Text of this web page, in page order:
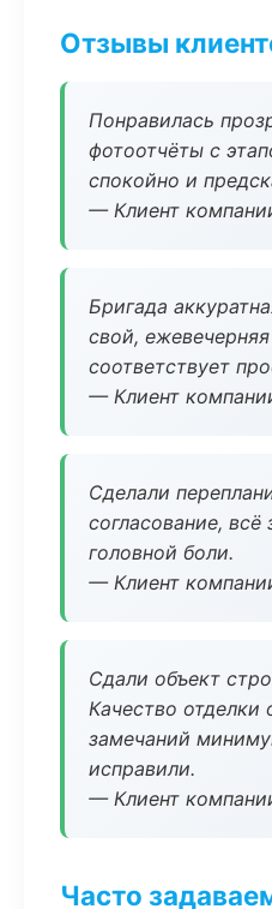
Отзывы
Понравилась
фотоотчёты с
спокойно и
— Клиент
Бригада
свой,
соответствует
— Клиент
Сделали
согласование, всё
головной боли.
— Клиент
Сдали объект
Качество отделки
замечаний
исправили.
— Клиент
Часто